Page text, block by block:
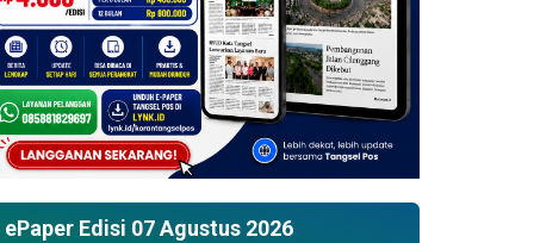
ePaper Edisi 07 Agustus 2026